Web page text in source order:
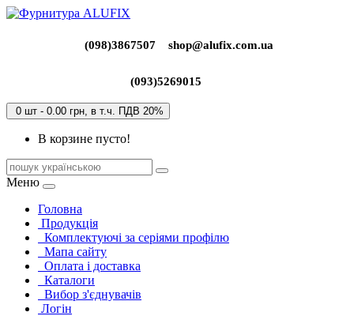
(098)3867507 shop@alufix.com.ua
(093)5269015
0 шт - 0.00 грн, в т.ч. ПДВ 20%
В корзине пусто!
Меню
Головна
Продукція
Комплектуючі за серіями профілю
Мапа сайту
Оплата і доставка
Каталоги
Вибор з'єднувачів
Логін